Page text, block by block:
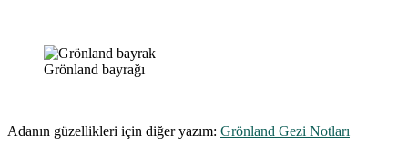
Grönland bayrağı
Adanın güzellikleri için diğer yazım: Grönland Gezi Notları